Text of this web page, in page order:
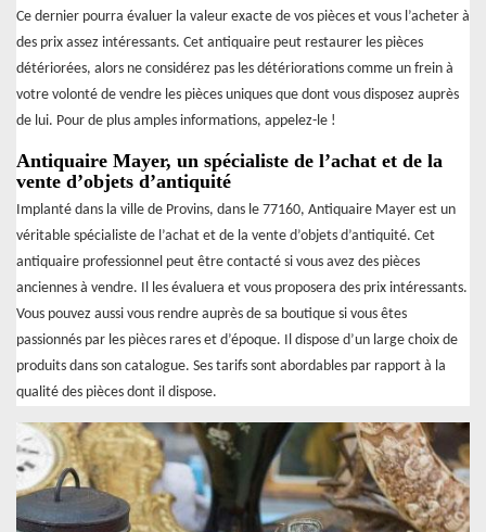
Ce dernier pourra évaluer la valeur exacte de vos pièces et vous l’acheter à
des prix assez intéressants. Cet antiquaire peut restaurer les pièces
détériorées, alors ne considérez pas les détériorations comme un frein à
votre volonté de vendre les pièces uniques que dont vous disposez auprès
de lui. Pour de plus amples informations, appelez-le !
Antiquaire Mayer, un spécialiste de l’achat et de la
vente d’objets d’antiquité
Implanté dans la ville de Provins, dans le 77160, Antiquaire Mayer est un
véritable spécialiste de l’achat et de la vente d’objets d’antiquité. Cet
antiquaire professionnel peut être contacté si vous avez des pièces
anciennes à vendre. Il les évaluera et vous proposera des prix intéressants.
Vous pouvez aussi vous rendre auprès de sa boutique si vous êtes
passionnés par les pièces rares et d’époque. Il dispose d’un large choix de
produits dans son catalogue. Ses tarifs sont abordables par rapport à la
qualité des pièces dont il dispose.